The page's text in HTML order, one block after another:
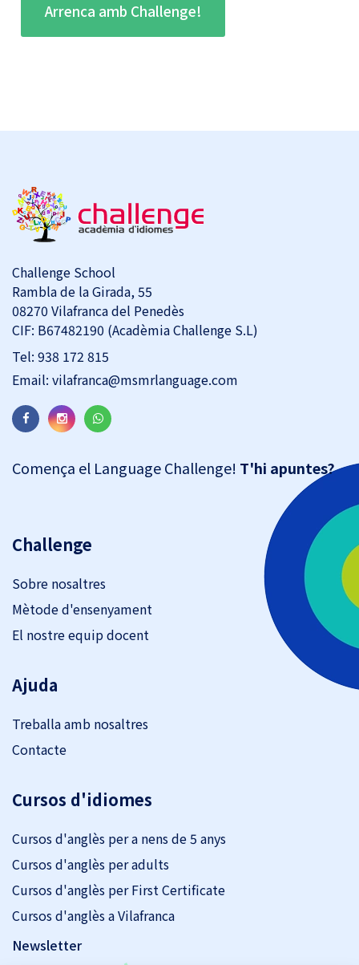
Arrenca amb Challenge!
Challenge School
Rambla de la Girada, 55
08270 Vilafranca del Penedès
CIF: B67482190 (Acadèmia Challenge S.L)
Tel: 938 172 815
Email: vilafranca@msmrlanguage.com
Comença el Language Challenge! T'hi apuntes?
Challenge
Sobre nosaltres
Mètode d'ensenyament
El nostre equip docent
Ajuda
Treballa amb nosaltres
Contacte
Cursos d'idiomes
Cursos d'anglès per a nens de 5 anys
Cursos d'anglès per adults
Cursos d'anglès per First Certificate
Cursos d'anglès a Vilafranca
Newsletter